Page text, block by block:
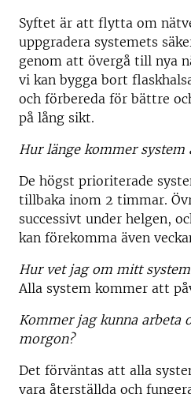
Syftet är att flytta om
uppgradera systemets
genom att övergå till nya
vi kan bygga bort
och förbereda för bättre
på lång sikt.
Hur länge kommer
De högst prioriterade
tillbaka inom 2 timmar.
successivt under helgen,
kan förekomma även
Hur vet jag om mitt system
Alla system kommer att
Kommer jag kunna arbeta
morgon?
Det förväntas att alla
vara återställda och